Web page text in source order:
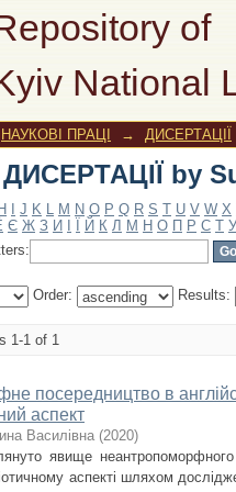
of
National
ДИСЕРТАЦІЇ by
НАУКОВІ ПРАЦІ → ДИСЕРТАЦІЇ
by
H J K L M N O P Q R S T U V W X
Є Ж З И Й К Л М Н О П Р С Т У
Order: Results:
1-1 of 1
посередництво в
аспект
Василівна (2020)
явище
аспекті шляхом